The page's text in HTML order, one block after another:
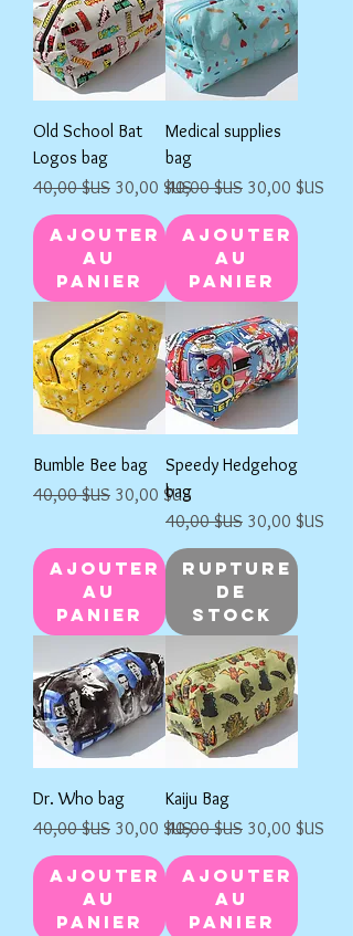
Old School Bat
Logos bag
Prix original
40,00 $US Prix promotionnel
30,00 $US
Ajouter
au
panier
Medical supplies
bag
Prix original
40,00 $US Prix
30,00 $US
Ajouter
au
panier
Bumble Bee bag
Prix original
40,00 $US Prix promotionnel
30,00 $US
Ajouter
au
panier
Speedy Hedgehog
bag
Prix original
40,00 $US Prix
30,00 $US
Rupture
de
stock
Dr. Who bag
Prix original
40,00 $US Prix promotionnel
30,00 $US
Ajouter
au
panier
Kaiju Bag
Prix original
40,00 $US Prix
30,00 $US
Ajouter
au
panier